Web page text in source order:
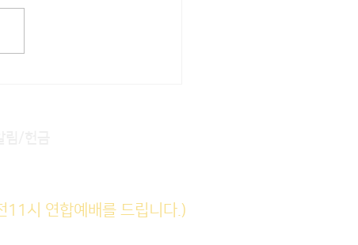
11시 연합예배를 드립니다.)